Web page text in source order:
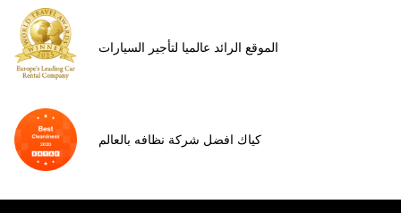
الموقع الرائد عالميا لتأجير السيارات
كياك افضل شركة نظافه بالعالم